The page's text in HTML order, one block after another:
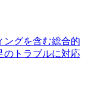
ングを含む総合的
のトラブルに対応